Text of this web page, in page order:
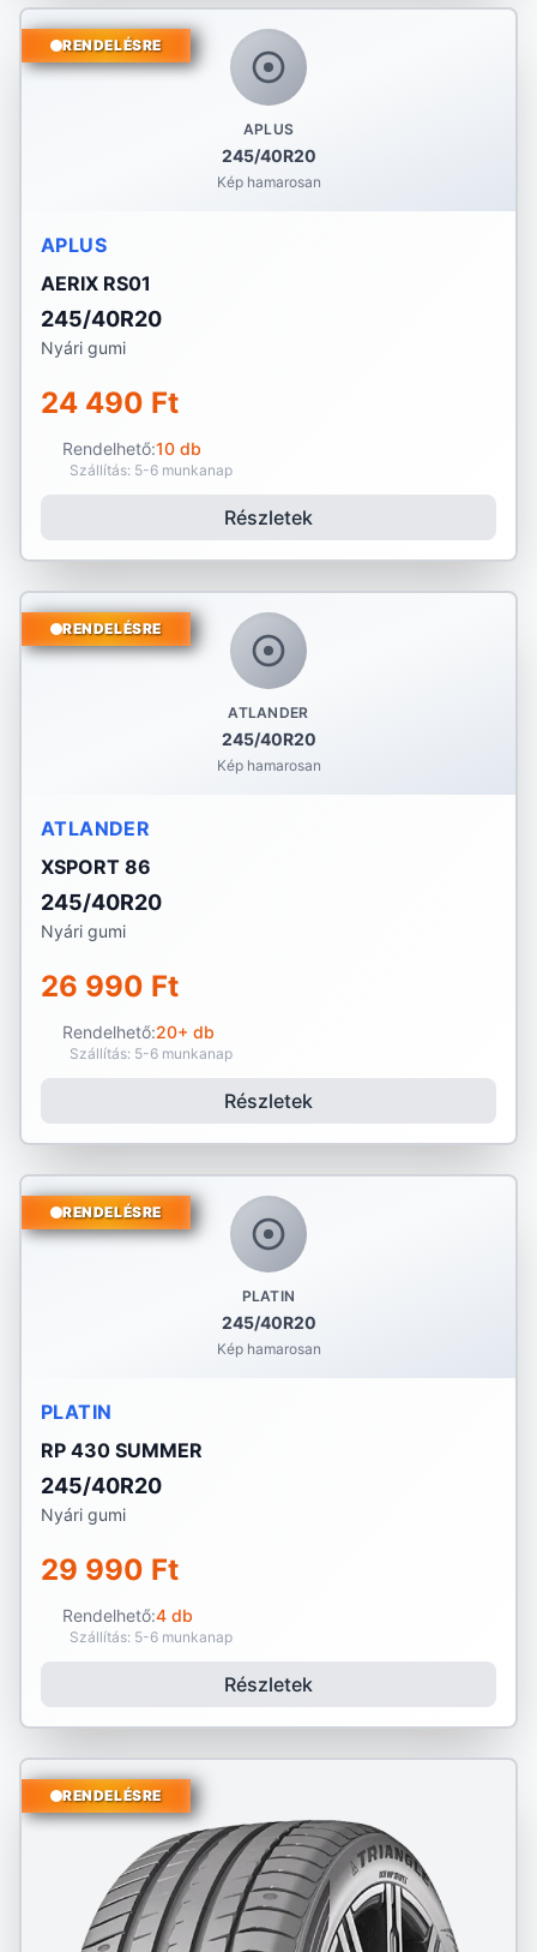
APLUS
245/40R20
Kép hamarosan
RENDELÉSRE
APLUS
AERIX RS01
245/40R20
Nyári gumi
24 490 Ft
Rendelhető:10 db
Szállítás: 5-6 munkanap
Részletek
ATLANDER
245/40R20
Kép hamarosan
RENDELÉSRE
ATLANDER
XSPORT 86
245/40R20
Nyári gumi
26 990 Ft
Rendelhető:20+ db
Szállítás: 5-6 munkanap
Részletek
PLATIN
245/40R20
Kép hamarosan
RENDELÉSRE
PLATIN
RP 430 SUMMER
245/40R20
Nyári gumi
29 990 Ft
Rendelhető:4 db
Szállítás: 5-6 munkanap
Részletek
RENDELÉSRE